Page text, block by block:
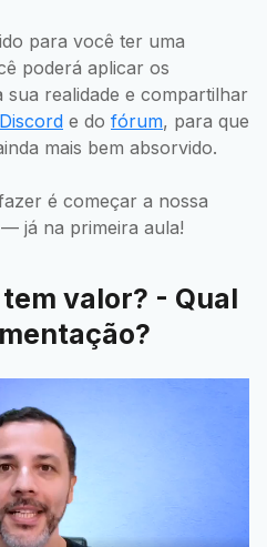
para você ter uma
poderá aplicar os
realidade e compartilhar
Discord e do fórum, para que
mais bem absorvido.
é começar a nossa
já na primeira aula!
valor? - Qual